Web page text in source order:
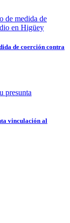
de coerción contra
vinculación al